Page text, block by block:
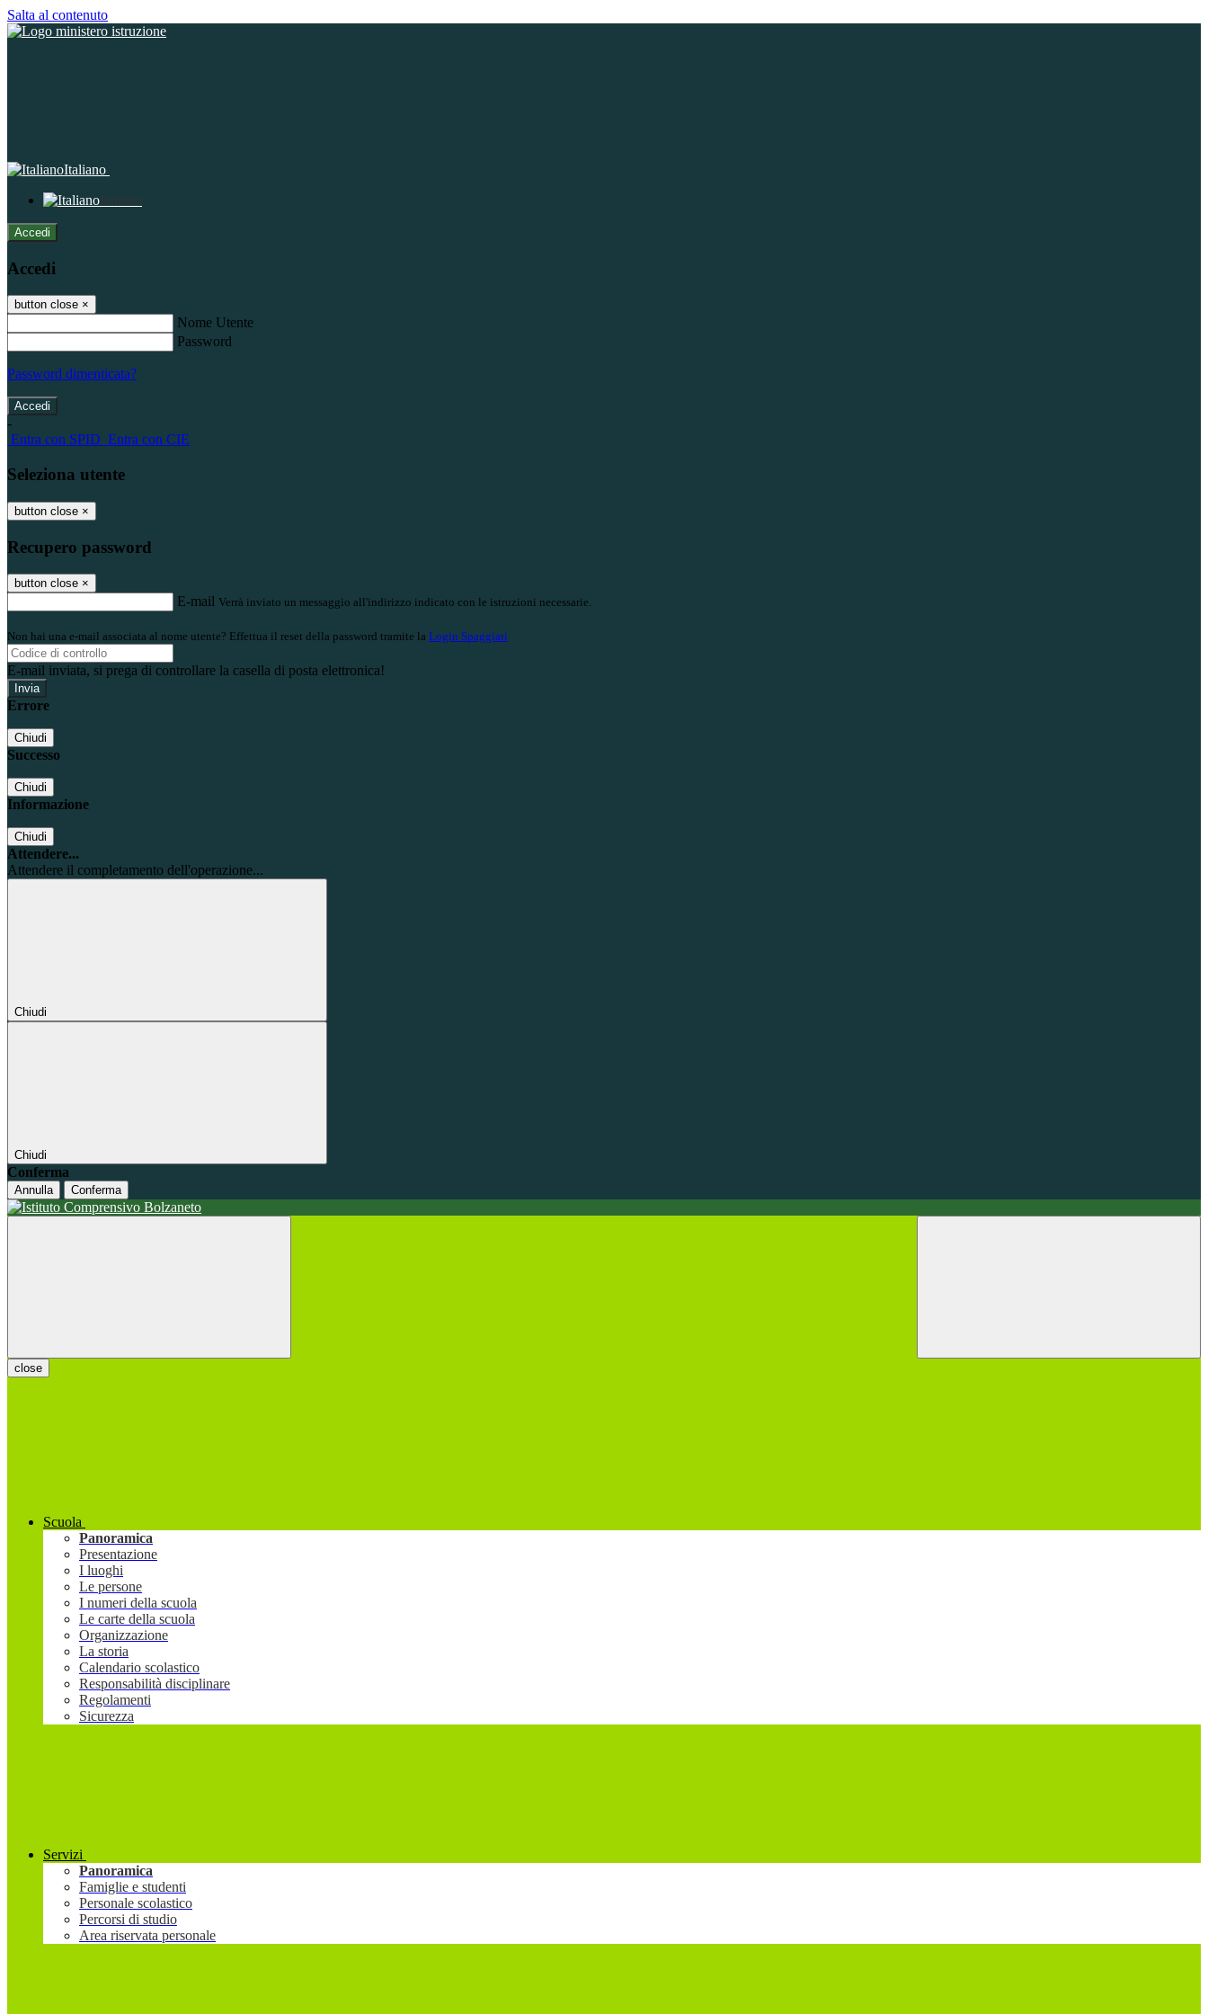
Salta al contenuto
Italiano
Italiano
Accedi
Accedi
button close ×
Nome Utente
Password
Password dimenticata?
-
Entra con SPID Entra con CIE
Seleziona utente
button close ×
Recupero password
button close ×
E-mail Verrà inviato un messaggio all'indirizzo indicato con le istruzioni necessarie.
Non hai una e-mail associata al nome utente? Effettua il reset della password tramite la Login Spaggiari
E-mail inviata, si prega di controllare la casella di posta elettronica!
Errore
Chiudi
Successo
Chiudi
Informazione
Chiudi
Attendere...
Attendere il completamento dell'operazione...
Chiudi
Chiudi
Conferma
Annulla Conferma
close
Scuola
Panoramica
Presentazione
I luoghi
Le persone
I numeri della scuola
Le carte della scuola
Organizzazione
La storia
Calendario scolastico
Responsabilità disciplinare
Regolamenti
Sicurezza
Servizi
Panoramica
Famiglie e studenti
Personale scolastico
Percorsi di studio
Area riservata personale